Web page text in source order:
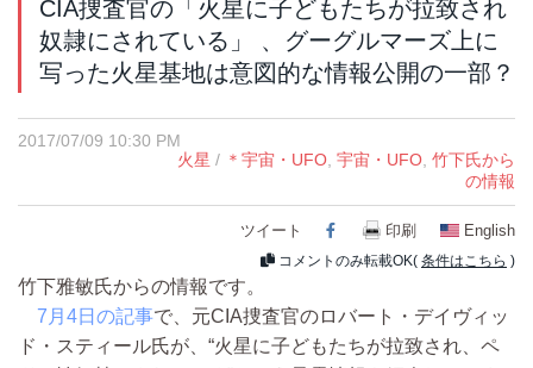
CIA捜査官の「火星に子どもたちが拉致され
奴隷にされている」 、グーグルマーズ上に
写った火星基地は意図的な情報公開の一部？
2017/07/09 10:30 PM
火星 / ＊宇宙・UFO, 宇宙・UFO, 竹下氏から
の情報
ツイート Facebook
印刷 English
コメントのみ転載OK( 条件はこちら )
竹下雅敏氏からの情報です。
7月4日の記事で、元CIA捜査官のロバート・デイヴィッ
ド・スティール氏が、“火星に子どもたちが拉致され、ペ